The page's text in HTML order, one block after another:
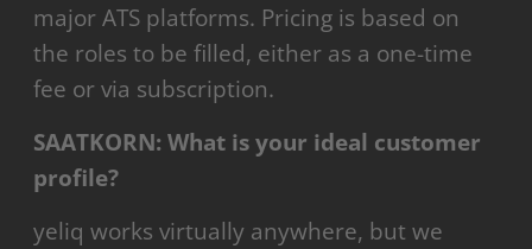
major ATS platforms. Pricing is based on
the roles to be filled, either as a one-time
fee or via subscription.
SAATKORN: What is your ideal customer
profile?
yeliq works virtually anywhere, but we